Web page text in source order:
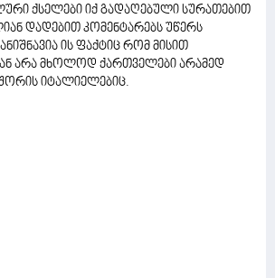
ქსელები იქ გადაღებული სურათებით
დადებით კომენტარებს უწერს
ის ფაქტიც რომ მისით
არა მხოლოდ ქართველები არამედ
იტალიელებიც.